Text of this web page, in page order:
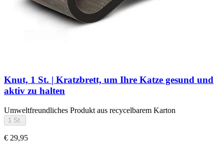
Knut, 1 St. | Kratzbrett, um Ihre Katze gesund und
aktiv zu halten
Umweltfreundliches Produkt aus recycelbarem Karton
1 St.
€ 29,95